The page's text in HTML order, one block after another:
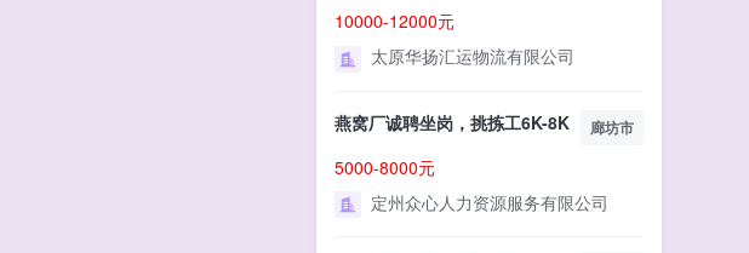
10000-12000元
太原华扬汇运物流有限公司
燕窝厂诚聘坐岗，挑拣工6K-8K 廊坊市
5000-8000元
定州众心人力资源服务有限公司